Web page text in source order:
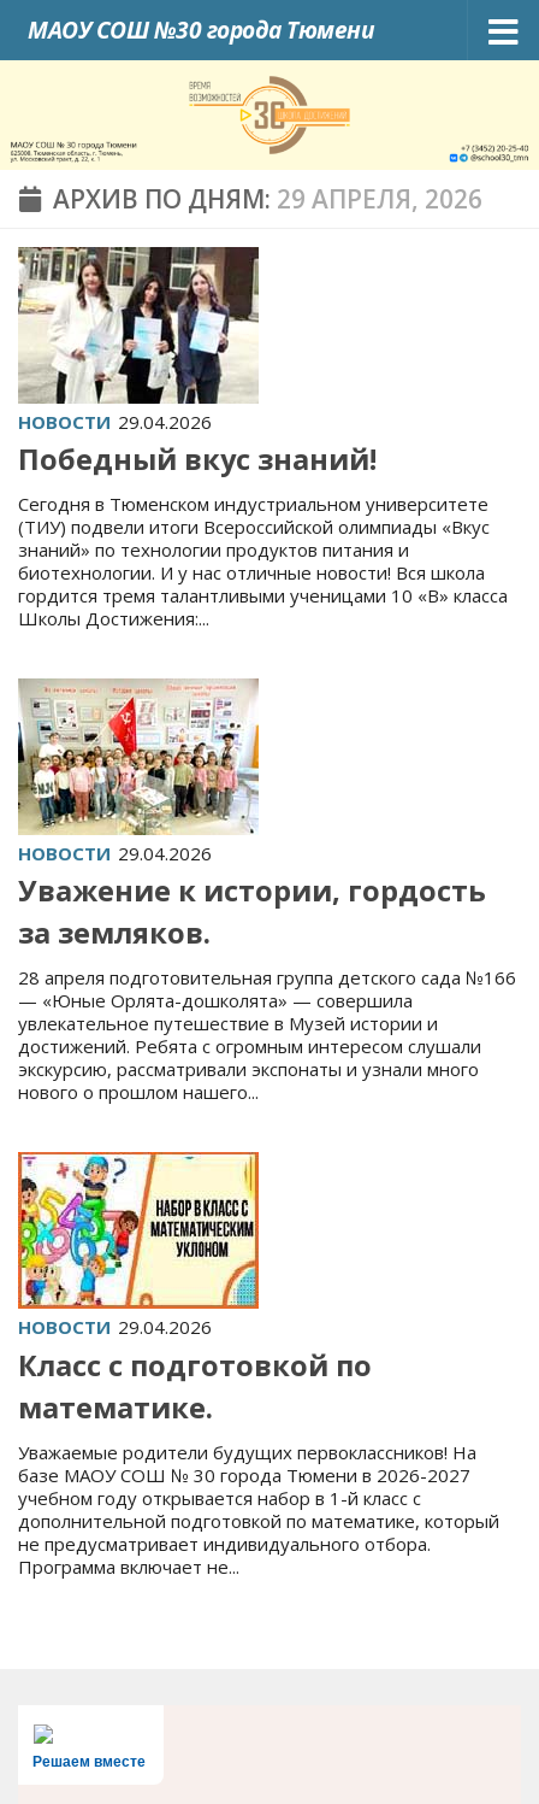
Skip to content
МАОУ СОШ №30 города Тюмени
АРХИВ ПО ДНЯМ: 29 АПРЕЛЯ, 2026
НОВОСТИ 29.04.2026
Победный вкус знаний!
Сегодня в Тюменском индустриальном университете
(ТИУ) подвели итоги Всероссийской олимпиады «Вкус
знаний» по технологии продуктов питания и
биотехнологии. И у нас отличные новости! Вся школа
гордится тремя талантливыми ученицами 10 «В» класса
Школы Достижения:...
НОВОСТИ 29.04.2026
Уважение к истории, гордость
за земляков.
28 апреля подготовительная группа детского сада №166
— «Юные Орлята-дошколята» — совершила
увлекательное путешествие в Музей истории и
достижений. Ребята с огромным интересом слушали
экскурсию, рассматривали экспонаты и узнали много
нового о прошлом нашего...
НОВОСТИ 29.04.2026
Класс с подготовкой по
математике.
Уважаемые родители будущих первоклассников! На
базе МАОУ СОШ № 30 города Тюмени в 2026-2027
учебном году открывается набор в 1-й класс с
дополнительной подготовкой по математике, который
не предусматривает индивидуального отбора.
Программа включает не...
Решаем вместе